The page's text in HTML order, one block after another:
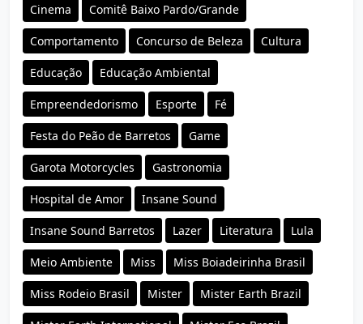
Cinema Comitê Baixo Pardo/Grande
Comportamento Concurso de Beleza Cultura
Educação Educação Ambiental
Empreendedorismo Esporte Fé
Festa do Peão de Barretos Game
Garota Motorcycles Gastronomia
Hospital de Amor Insane Sound
Insane Sound Barretos Lazer Literatura Lula
Meio Ambiente Miss Miss Boiadeirinha Brasil
Miss Rodeio Brasil Mister Mister Earth Brazil